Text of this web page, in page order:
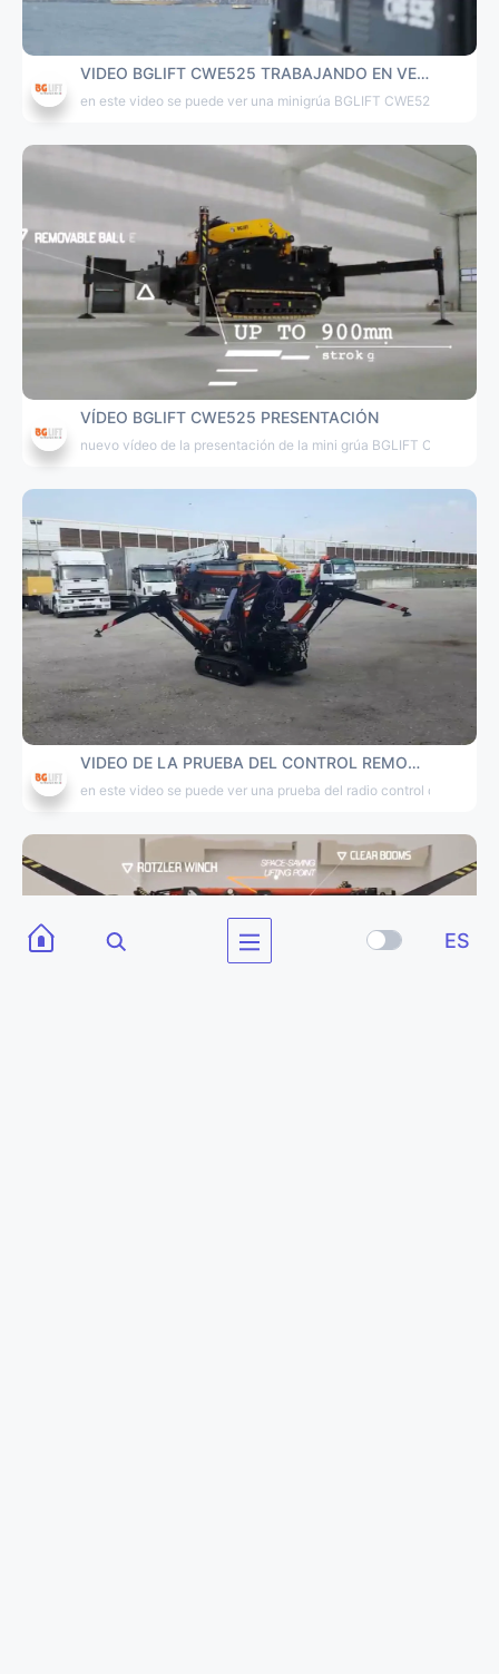
ES
VIDEO BGLIFT CWE525 TRABAJANDO EN VENECIA
en este video se puede ver una minigrúa BGLIFT CWE525
VÍDEO BGLIFT CWE525 PRESENTACIÓN
nuevo vídeo de la presentación de la mini grúa BGLIFT CWE525
VIDEO DE LA PRUEBA DEL CONTROL REMOTO BGLIFT M250
en este video se puede ver una prueba del radio control de la